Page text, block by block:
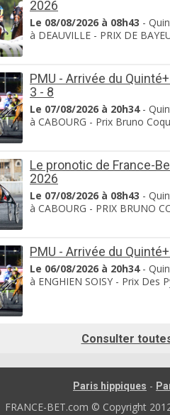
2026
Le 08/08/2026 à 08h43 -
à DEAUVILLE - PRIX DE
PMU - Arrivée du
3 - 8
Le 07/08/2026 à 20h34-
à CABOURG - Prix Bruno
Le pronotic de France-
2026
Le 07/08/2026 à 08h43 -
à CABOURG - PRIX BRUNO
PMU - Arrivée du
Le 06/08/2026 à 20h34-
à ENGHIEN SOISY - Prix Des
Consulter
Paris hippiques -
FRANCE-BET.com © Copyright